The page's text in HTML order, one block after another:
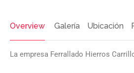
Overview Galería Ubicación
La empresa Ferrallado Hierros